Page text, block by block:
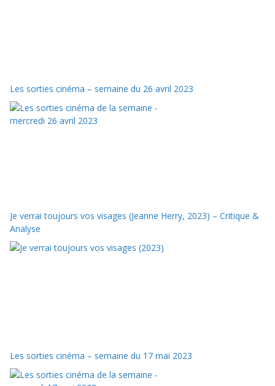
Les sorties cinéma – semaine du 26 avril 2023
Je verrai toujours vos visages (Jeanne Herry, 2023) – Critique &
Analyse
Les sorties cinéma – semaine du 17 mai 2023